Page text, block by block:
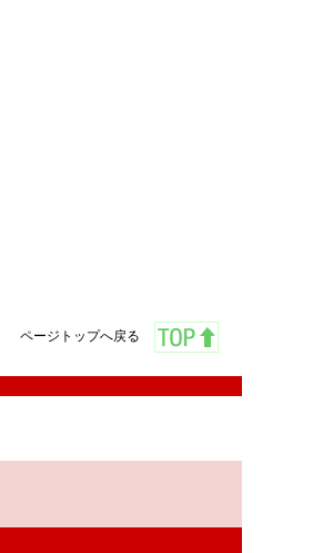
ページトップへ戻る